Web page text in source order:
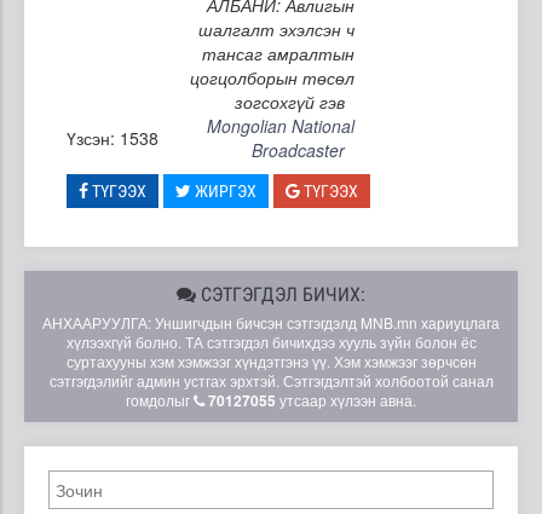
шалгалт эхэлсэн ч
тансаг амралтын
цогцолборын төсөл
зогсохгүй гэв
Үзсэн: 1538
Mongolian National
Broadcaster
ТҮГЭЭХ ЖИРГЭХ ТҮГЭЭХ
СЭТГЭГДЭЛ БИЧИХ:
АНХААРУУЛГА: Уншигчдын бичсэн сэтгэгдэлд MNB.mn хариуцлага
хүлээхгүй болно. ТА сэтгэгдэл бичихдээ хууль зүйн болон ёс
суртахууны хэм хэмжээг хүндэтгэнэ үү. Хэм хэмжээг зөрчсөн
сэтгэгдэлийг админ устгах эрхтэй. Сэтгэгдэлтэй холбоотой санал
гомдолыг
70127055 утсаар хүлээн авна.